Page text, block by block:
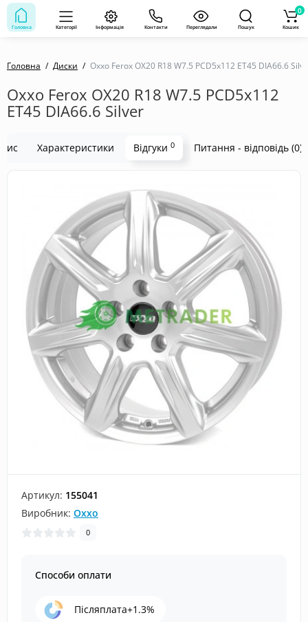
Головна Категорії Інформація Контакти Переглядали Пошук Кошик
0
Головна Диски Oxxo Ferox OX20 R18 W7.5 PCD5x112 ET45 DIA66.6
Oxxo Ferox OX20 R18 W7.5 PCD5x112
ET45 DIA66.6 Silver
Характеристики Відгуки 0 Питання - відповідь (0)
Артикул: 155041
Виробник: Oxxo
0
Способи оплати
Післяплата+1.3%